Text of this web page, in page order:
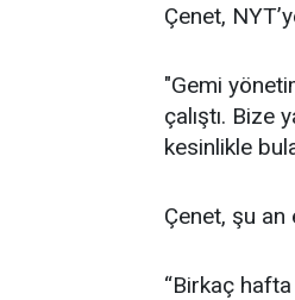
Çenet,
"Gemi
çalıştı. Bize
kesinlikle
Çenet, şu an
“Birkaç